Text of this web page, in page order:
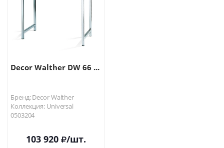
Decor Walther DW 66 ...
Бренд: Decor Walther
Коллекция: Universal
0503204
103 920 /шт.